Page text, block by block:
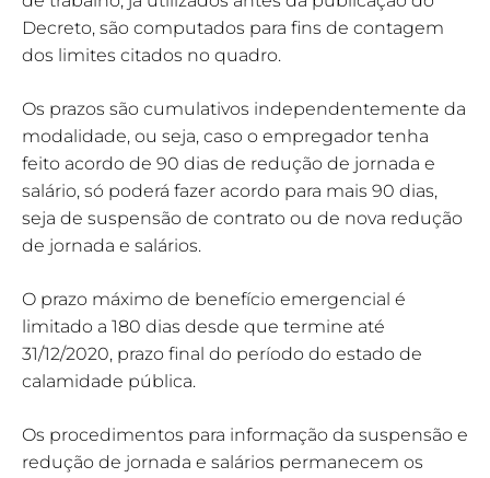
Decreto, são computados para fins de contagem
dos limites citados no quadro.
Os prazos são cumulativos independentemente da
modalidade, ou seja, caso o empregador tenha
feito acordo de 90 dias de redução de jornada e
salário, só poderá fazer acordo para mais 90 dias,
seja de suspensão de contrato ou de nova redução
de jornada e salários.
O prazo máximo de benefício emergencial é
limitado a 180 dias desde que termine até
31/12/2020, prazo final do período do estado de
calamidade pública.
Os procedimentos para informação da suspensão e
redução de jornada e salários permanecem os